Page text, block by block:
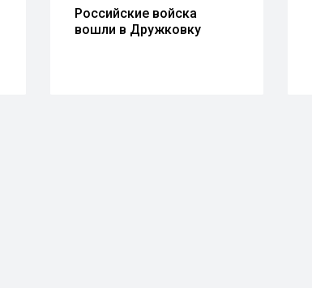
Российские войска
вошли в Дружковку